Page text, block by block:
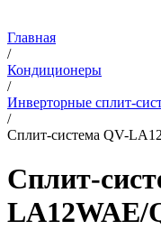
Главная
/
Кондиционеры
/
Инверторные сплит-
/
Сплит-система QV-
Сплит-
LA12WAE/